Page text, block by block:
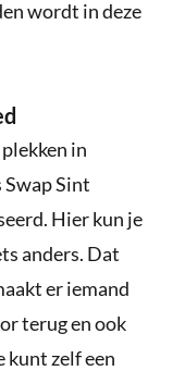
wordt in deze
in
Sint
Hier kun je
anders. Dat
er iemand
terug en ook
kunt zelf een